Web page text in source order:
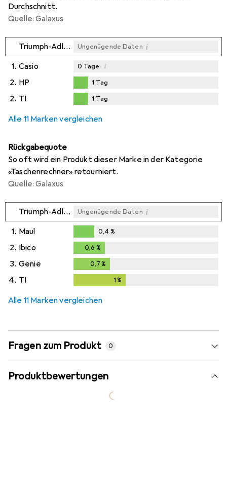
Durchschnitt.
Quelle: Galaxus
Triumph-Adler Ungenügende Daten i
1. Casio 0 Tage i
2. HP
Tag
1 Tag
2. TI 1 Tag
Alle 11 Marken vergleichen
Rückgabequote
So oft wird ein Produkt dieser Marke in der Kategorie
«Taschenrechner» retourniert.
Quelle: Galaxus
Triumph-Adler Ungenügende Daten i
1. Maul
0,4%
0,4 %
2. Ibico 0,6 %
3. Genie 0,7 %
4. TI 1 %
Alle 11 Marken vergleichen
Fragen zum Produkt 0
Produktbewertungen